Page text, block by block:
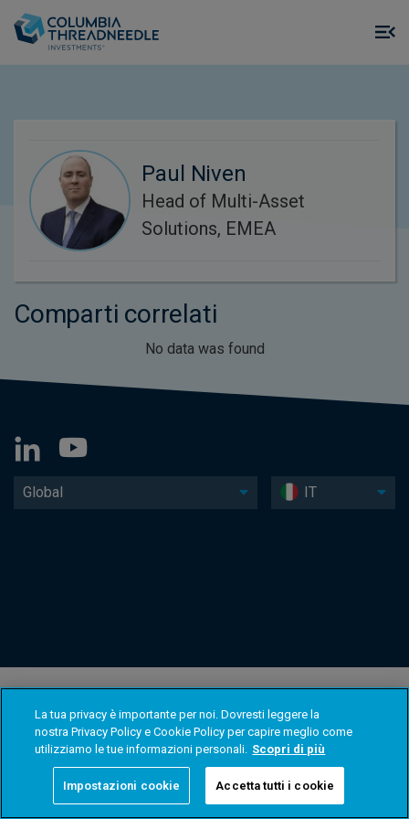
Paul Niven
Head of Multi-Asset
Solutions, EMEA
Comparti correlati
No data was found
Global IT
La tua privacy è importante per noi. Dovresti leggere la
nostra Privacy Policy e Cookie Policy per capire meglio come
utilizziamo le tue informazioni personali. Scopri di più
Impostazioni cookie Accetta tutti i cookie